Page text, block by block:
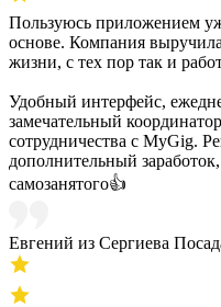
Пользуюсь приложением
основе. Компания
жизни, с тех пор так и
Удобный интерфейс,
замечательный
сотрудничества с MyGig.
дополнительный
самозанятого👍
Евгений из Сергиева